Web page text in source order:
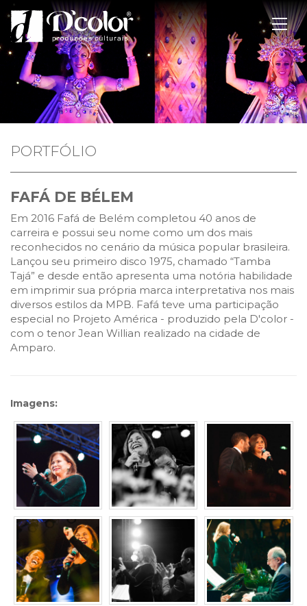
PORTFÓLIO
FAFÁ DE BÉLEM
Em 2016 Fafá de Belém completou 40 anos de
carreira e possui seu nome como um dos mais
reconhecidos no cenário da música popular brasileira.
Lançou seu primeiro disco 1975, chamado “Tamba
Tajá” e desde então apresenta uma notória habilidade
em imprimir sua própria marca interpretativa nos mais
diversos estilos da MPB. Fafá teve uma participação
especial no Projeto América - produzido pela D'color -
com o tenor Jean Willian realizado na cidade de
Amparo.
Imagens: